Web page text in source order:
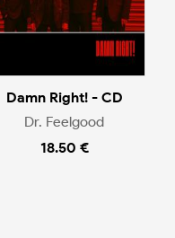
Damn Right! - CD
Dr. Feelgood
18.50 €